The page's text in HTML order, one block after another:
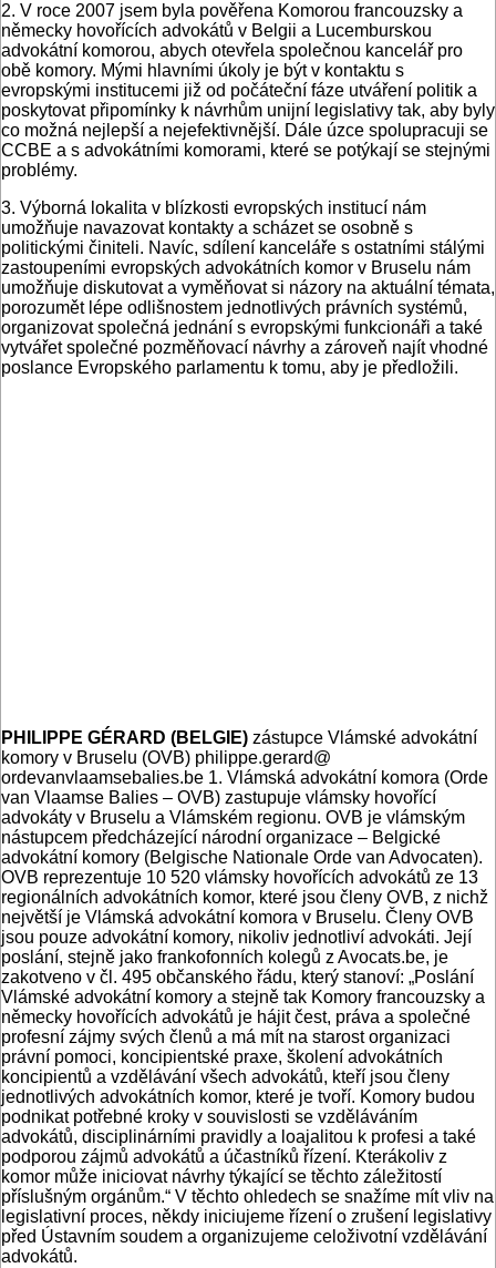
2. V roce 2007 jsem byla pověřena Komorou francouzsky a
německy hovořících advokátů v Belgii a Lucemburskou
advokátní komorou, abych otevřela společnou kancelář pro
obě komory. Mými hlavními úkoly je být v kontaktu s
evropskými institucemi již od počáteční fáze utváření politik a
poskytovat připomínky k návrhům unijní legislativy tak, aby byly
co možná nejlepší a nejefektivnější. Dále úzce spolupracuji se
CCBE a s advokátními komorami, které se potýkají se stejnými
problémy.
3. Výborná lokalita v blízkosti evropských institucí nám
umožňuje navazovat kontakty a scházet se osobně s
politickými činiteli. Navíc, sdílení kanceláře s ostatními stálými
zastoupeními evropských advokátních komor v Bruselu nám
umožňuje diskutovat a vyměňovat si názory na aktuální témata,
porozumět lépe odlišnostem jednotlivých právních systémů,
organizovat společná jednání s evropskými funkcionáři a také
vytvářet společné pozměňovací návrhy a zároveň najít vhodné
poslance Evropského parlamentu k tomu, aby je předložili.
PHILIPPE GÉRARD (BELGIE) zástupce Vlámské advokátní
komory v Bruselu (OVB) philippe.gerard@
ordevanvlaamsebalies.be 1. Vlámská advokátní komora (Orde
van Vlaamse Balies – OVB) zastupuje vlámsky hovořící
advokáty v Bruselu a Vlámském regionu. OVB je vlámským
nástupcem předcházející národní organizace – Belgické
advokátní komory (Belgische Nationale Orde van Advocaten).
OVB reprezentuje 10 520 vlámsky hovořících advokátů ze 13
regionálních advokátních komor, které jsou členy OVB, z nichž
největší je Vlámská advokátní komora v Bruselu. Členy OVB
jsou pouze advokátní komory, nikoliv jednotliví advokáti. Její
poslání, stejně jako frankofonních kolegů z Avocats.be, je
zakotveno v čl. 495 občanského řádu, který stanoví: „Poslání
Vlámské advokátní komory a stejně tak Komory francouzsky a
německy hovořících advokátů je hájit čest, práva a společné
profesní zájmy svých členů a má mít na starost organizaci
právní pomoci, koncipientské praxe, školení advokátních
koncipientů a vzdělávání všech advokátů, kteří jsou členy
jednotlivých advokátních komor, které je tvoří. Komory budou
podnikat potřebné kroky v souvislosti se vzděláváním
advokátů, disciplinárními pravidly a loajalitou k profesi a také
podporou zájmů advokátů a účastníků řízení. Kterákoliv z
komor může iniciovat návrhy týkající se těchto záležitostí
příslušným orgánům.“ V těchto ohledech se snažíme mít vliv na
legislativní proces, někdy iniciujeme řízení o zrušení legislativy
před Ústavním soudem a organizujeme celoživotní vzdělávání
advokátů.